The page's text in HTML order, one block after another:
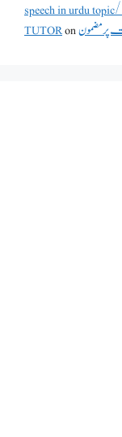
speech in urdu
TUTORonپر مضمون